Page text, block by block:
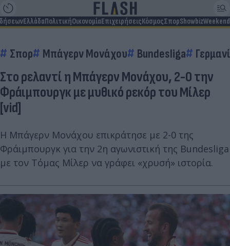
ΕλλάδαΠολιτικήΟικονομίαΕπιχειρήσειςΚόσμοςΣπορShowbizWeekend
Σπορ Μπάγερν Μονάχου Bundesliga
Στο ρελαντί η Μπάγερν Μονάχου, 2-0 την
Φράιμπουργκ με μυθικό ρεκόρ του Μίλερ
[vid]
Η Μπάγερν Μονάχου επικράτησε με 2-0 της
Φράιμπουργκ για την 2η αγωνιστική της Bundesliga
με τον Τόμας Μίλερ να γράφει «χρυσή» ιστορία.